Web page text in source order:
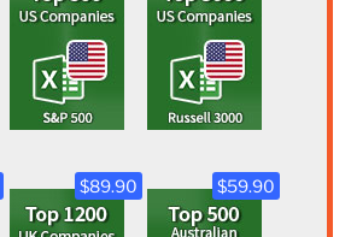
$89.90 $59.90